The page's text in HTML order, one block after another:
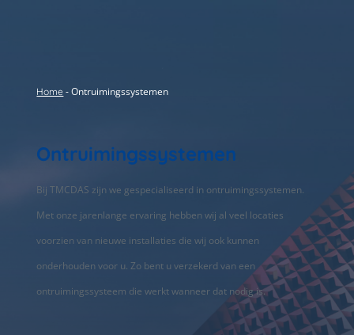
Home -Ontruimingssystemen
Ontruimingssystemen
Bij TMCDAS zijn we gespecialiseerd in ontruimingssystemen.
Met onze jarenlange ervaring hebben wij al veel locaties
voorzien van nieuwe installaties die wij ook kunnen
onderhouden voor u. Zo bent u verzekerd van een
ontruimingssysteem die werkt wanneer dat nodig is.